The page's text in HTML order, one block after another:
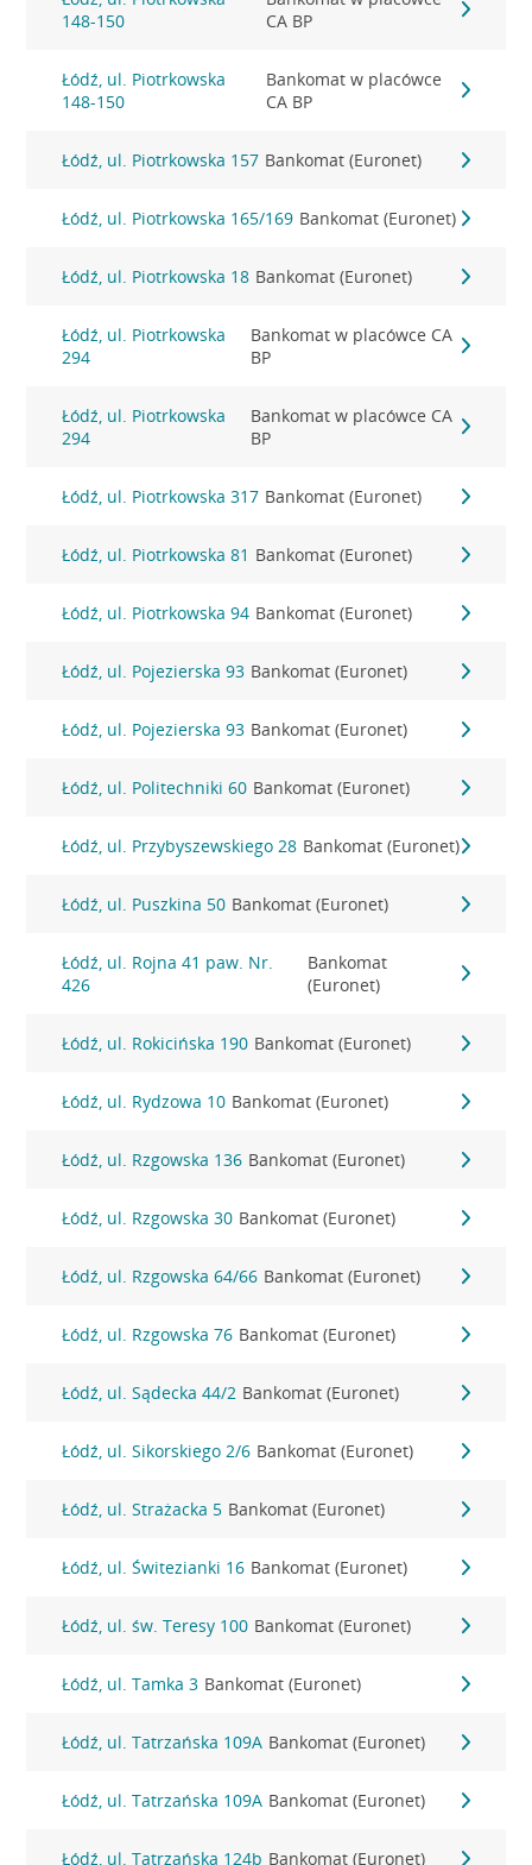
148-150
CA BP
Łódź, ul. Piotrkowska
148-150
Bankomat w placówce
CA BP
Łódź, ul. Piotrkowska 157 Bankomat (Euronet)
Łódź, ul. Piotrkowska 165/169 Bankomat (Euronet)
Łódź, ul. Piotrkowska 18 Bankomat (Euronet)
Łódź, ul. Piotrkowska
294
Bankomat w placówce CA
BP
Łódź, ul. Piotrkowska
294
Bankomat w placówce CA
BP
Łódź, ul. Piotrkowska 317 Bankomat (Euronet)
Łódź, ul. Piotrkowska 81 Bankomat (Euronet)
Łódź, ul. Piotrkowska 94 Bankomat (Euronet)
Łódź, ul. Pojezierska 93 Bankomat (Euronet)
Łódź, ul. Pojezierska 93 Bankomat (Euronet)
Łódź, ul. Politechniki 60 Bankomat (Euronet)
Łódź, ul. Przybyszewskiego 28 Bankomat (Euronet)
Łódź, ul. Puszkina 50 Bankomat (Euronet)
Łódź, ul. Rojna 41 paw. Nr.
426
Bankomat
(Euronet)
Łódź, ul. Rokicińska 190 Bankomat (Euronet)
Łódź, ul. Rydzowa 10 Bankomat (Euronet)
Łódź, ul. Rzgowska 136 Bankomat (Euronet)
Łódź, ul. Rzgowska 30 Bankomat (Euronet)
Łódź, ul. Rzgowska 64/66 Bankomat (Euronet)
Łódź, ul. Rzgowska 76 Bankomat (Euronet)
Łódź, ul. Sądecka 44/2 Bankomat (Euronet)
Łódź, ul. Sikorskiego 2/6 Bankomat (Euronet)
Łódź, ul. Strażacka 5 Bankomat (Euronet)
Łódź, ul. Świtezianki 16 Bankomat (Euronet)
Łódź, ul. św. Teresy 100 Bankomat (Euronet)
Łódź, ul. Tamka 3 Bankomat (Euronet)
Łódź, ul. Tatrzańska 109A Bankomat (Euronet)
Łódź, ul. Tatrzańska 109A Bankomat (Euronet)
Łódź, ul. Tatrzańska 124b Bankomat (Euronet)